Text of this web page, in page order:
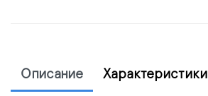
Описание Характеристики